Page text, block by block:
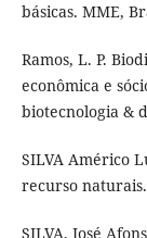
básicas. MME,
Ramos, L. P.
econômica e
biotecnologia &
SILVA Américo
recurso naturais.
SILVA, José